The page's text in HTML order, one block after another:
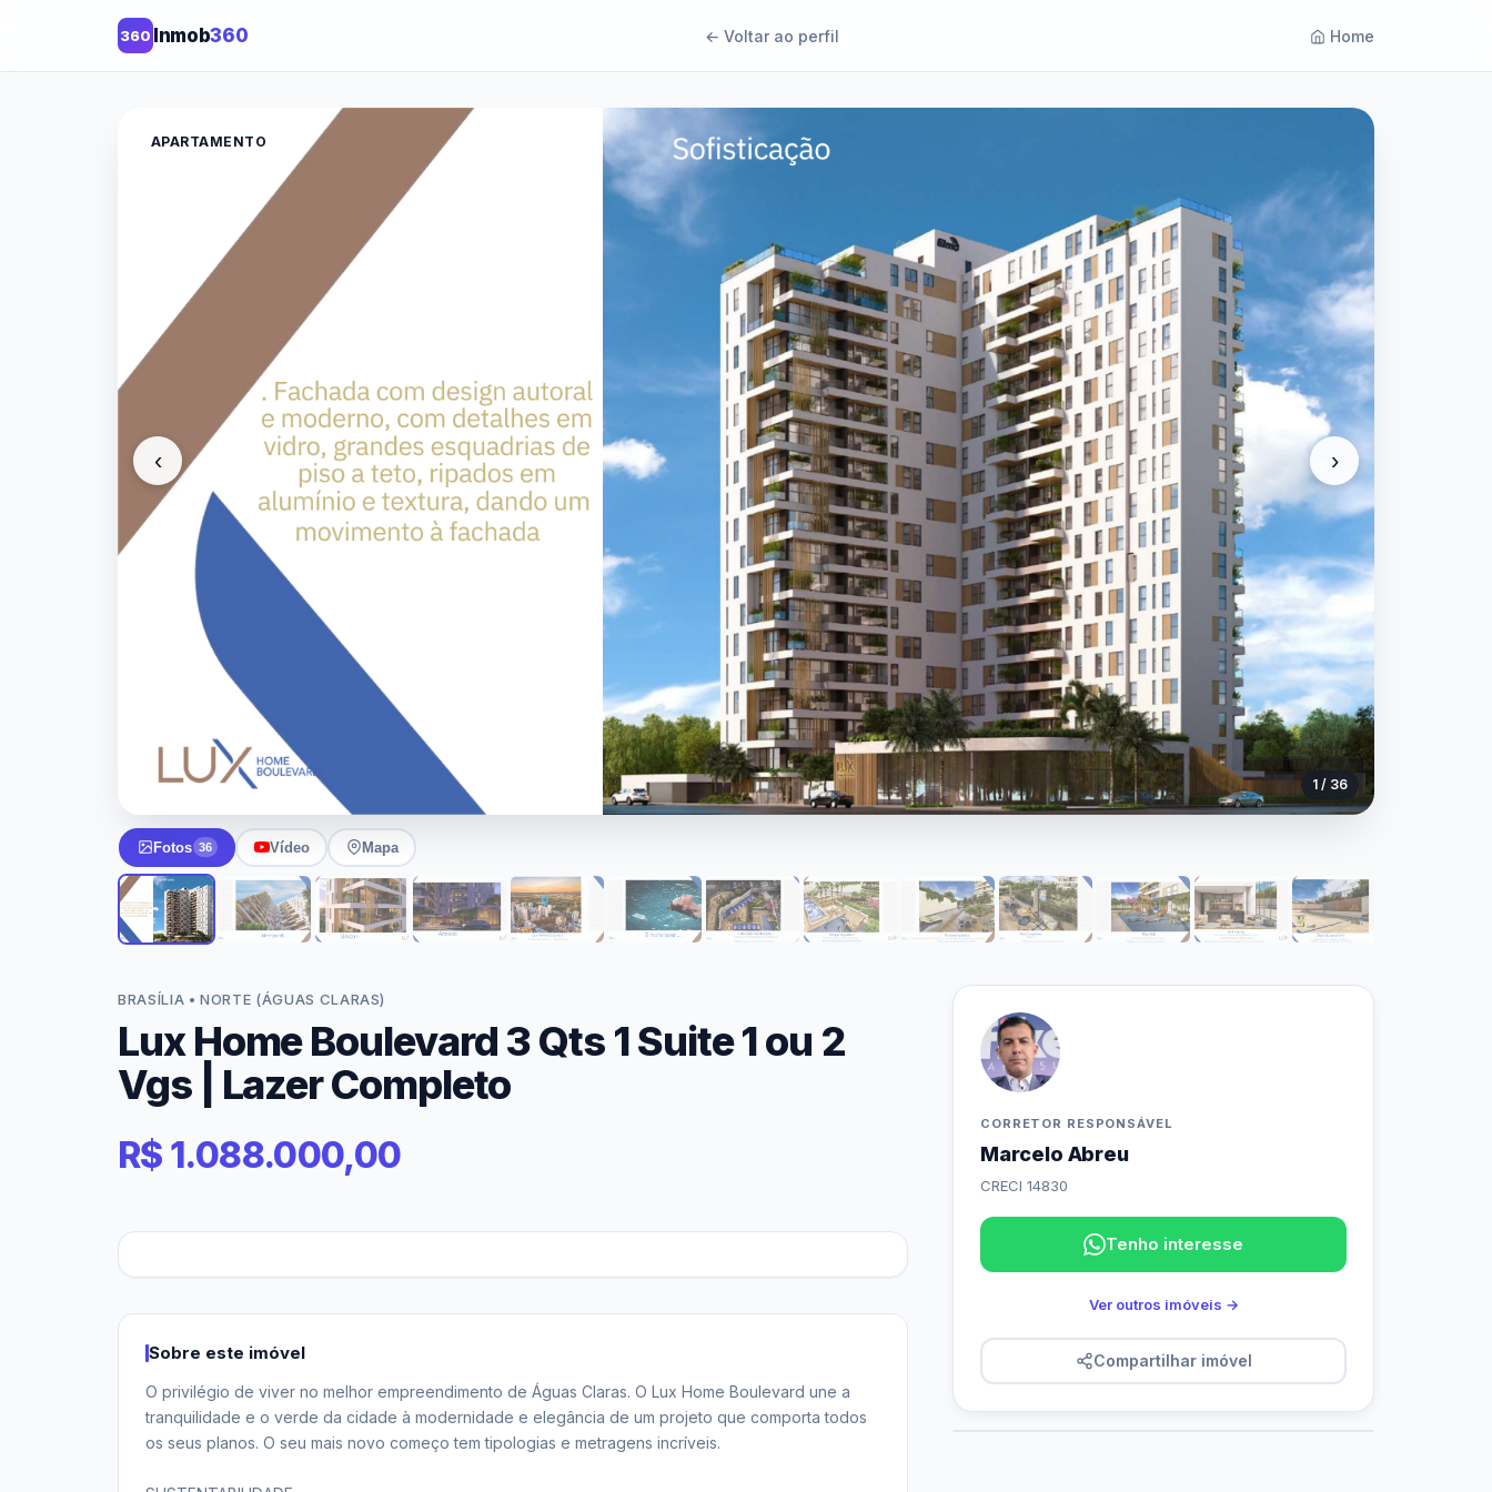
360 Inmob360 ← Voltar ao perfil Home
APARTAMENTO
‹ ›
1 / 36
Fotos 36 Vídeo Mapa
BRASÍLIA • NORTE (ÁGUAS CLARAS)
Lux Home Boulevard 3 Qts 1 Suite 1 ou 2
Vgs | Lazer Completo
R$ 1.088.000,00
Sobre este imóvel
O privilégio de viver no melhor empreendimento de Águas Claras. O Lux Home Boulevard une a
tranquilidade e o verde da cidade à modernidade e elegância de um projeto que comporta todos
os seus planos. O seu mais novo começo tem tipologias e metragens incríveis.
CORRETOR RESPONSÁVEL
Marcelo Abreu
CRECI 14830
Tenho interesse
Ver outros imóveis →
Compartilhar imóvel